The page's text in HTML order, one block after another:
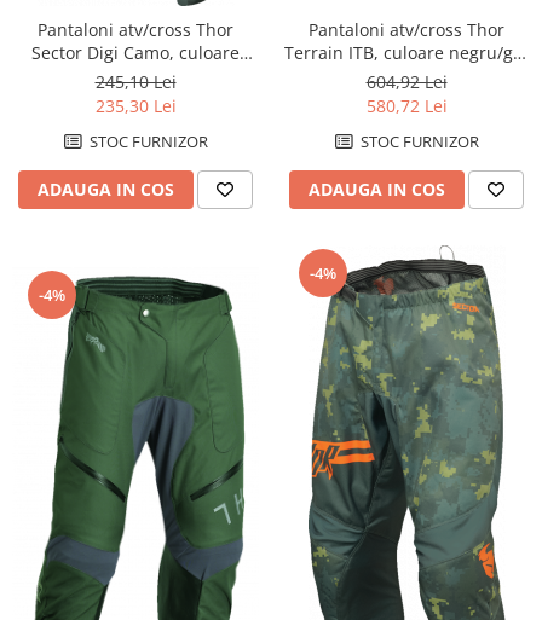
Pantaloni atv/cross Thor
Sector Digi Camo, culoare
verde/camo, marime 32
245,10 Lei
235,30 Lei
STOC FURNIZOR
ADAUGA IN COS
Pantaloni atv/cross Thor
Terrain ITB, culoare negru/gri,
marime 30
604,92 Lei
580,72 Lei
STOC FURNIZOR
ADAUGA IN COS
-4%
-4%